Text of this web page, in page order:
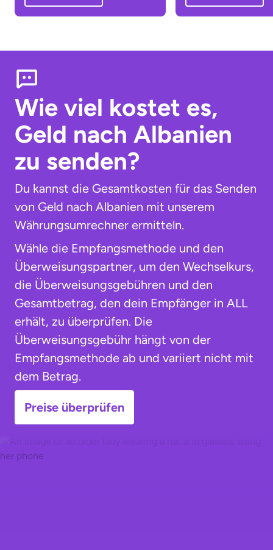
Wie viel kostet es,
Geld nach Albanien
zu senden?
Du kannst die Gesamtkosten für das Senden
von Geld nach Albanien mit unserem
Währungsumrechner ermitteln.
Wähle die Empfangsmethode und den
Überweisungspartner, um den Wechselkurs,
die Überweisungsgebühren und den
Gesamtbetrag, den dein Empfänger in ALL
erhält, zu überprüfen. Die
Überweisungsgebühr hängt von der
Empfangsmethode ab und variiert nicht mit
dem Betrag.
Preise überprüfen